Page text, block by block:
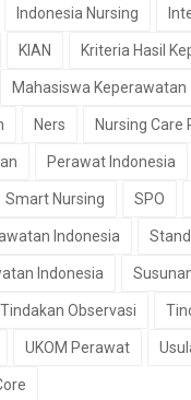
Indonesia Nursing
KIAN Kriteria Hasil
Mahasiswa Keperawatan
Ners Nursing Care
Perawat Indonesia
Smart Nursing SPO
Indonesia
Indonesia
Tindakan Observasi
UKOM Perawat